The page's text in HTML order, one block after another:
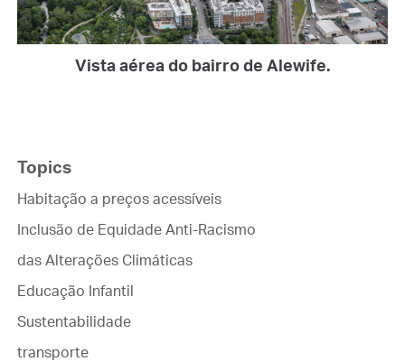
Vista aérea do bairro de Alewife.
Topics
Habitação a preços acessíveis
Inclusão de Equidade Anti-Racismo
das Alterações Climáticas
Educação Infantil
Sustentabilidade
transporte